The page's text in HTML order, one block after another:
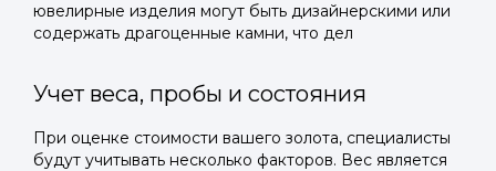
ювелирные изделия могут быть дизайнерскими или
содержать драгоценные камни, что дел
Учет веса, пробы и состояния
При оценке стоимости вашего золота, специалисты
будут учитывать несколько факторов. Вес является